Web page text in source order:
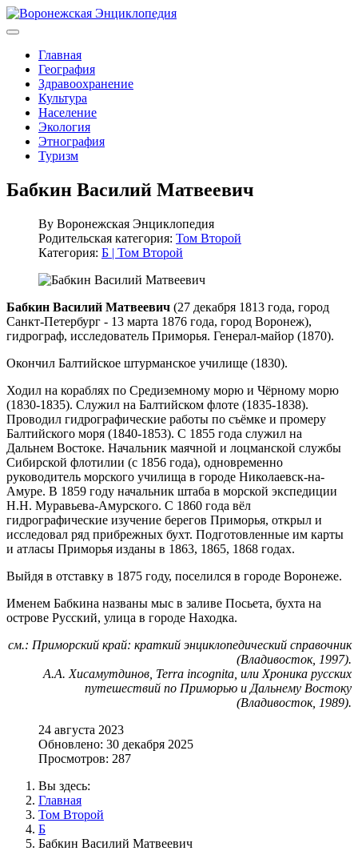
Главная
География
Здравоохранение
Культура
Население
Экология
Этнография
Туризм
Бабкин Василий Матвеевич
By Воронежская Энциклопедия
Родительская категория: Том Второй
Категория: Б | Том Второй
Бабкин Василий Матвеевич (27 декабря 1813 года, город
Санкт-Петербург - 13 марта 1876 года, город Воронеж),
гидрограф, исследователь Приморья. Генерал-майор (1870).
Окончил Балтийское штурманское училище (1830).
Ходил на кораблях по Средиземному морю и Чёрному морю
(1830-1835). Служил на Балтийском флоте (1835-1838).
Проводил гидрографические работы по съёмке и промеру
Балтийского моря (1840-1853). С 1855 года служил на
Дальнем Востоке. Начальник маячной и лоцманской службы
Сибирской флотилии (с 1856 года), одновременно
руководитель морского училища в городе Николаевск-на-
Амуре. В 1859 году начальник штаба в морской экспедиции
Н.Н. Муравьева-Амурского. С 1860 года вёл
гидрографические изучение берегов Приморья, открыл и
исследовал ряд прибрежных бухт. Подготовленные им карты
и атласы Приморья изданы в 1863, 1865, 1868 годах.
Выйдя в отставку в 1875 году, поселился в городе Воронеже.
Именем Бабкина названы мыс в заливе Посьета, бухта на
острове Русский, улица в городе Находка.
см.: Приморский край: краткий энциклопедический справочник
(Владивосток, 1997).
А.А. Хисамутдинов, Terra incognita, или Хроника русских
путешествий по Приморью и Дальнему Востоку
(Владивосток, 1989).
24 августа 2023
Обновлено: 30 декабря 2025
Просмотров: 287
Вы здесь:
Главная
Том Второй
Б
Бабкин Василий Матвеевич